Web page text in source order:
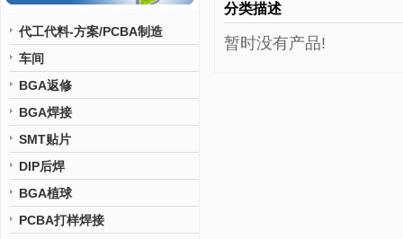
分类描述
暂时没有产品!
代工代料-方案/PCBA制造
车间
BGA返修
BGA焊接
SMT贴片
DIP后焊
BGA植球
PCBA打样焊接